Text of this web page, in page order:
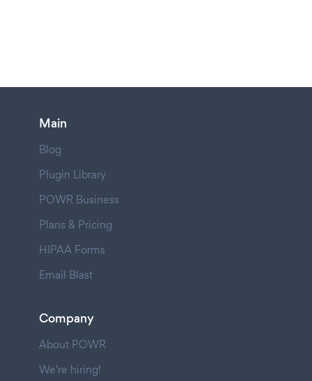
Main
Blog
Plugin Library
POWR Business
Plans & Pricing
HIPAA Forms
Email Blast
Company
About POWR
We're hiring!